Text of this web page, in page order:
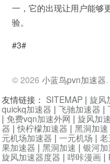
一，它的出现让用户能够
验。
#3#
© 2026 小蓝鸟pvn加速器
友情链接： SITEMAP | 旋风
quickq加速器 | 飞驰加速器 |
| 免费vqn加速外网 | 旋风加
器 |快柠檬加速器 | 黑洞加速
元机场加速器 | 一元机场 |
果加速器 | 黑洞加速 | 银河
旋风加速器度器 | 哔咔漫画 |